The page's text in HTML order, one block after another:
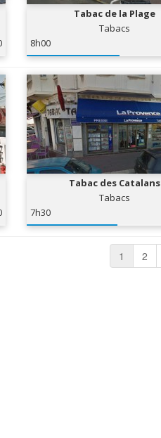
Tabac de la Plage
Tabacs
8h00
Tabac des Catalans
Tabacs
7h30
1 2